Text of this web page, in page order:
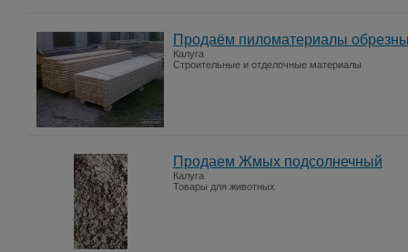
Продаём пиломатериалы
Калуга
Строительные и отделочные материалы
Продаем Жмых подсолнечный
Калуга
Товары для животных